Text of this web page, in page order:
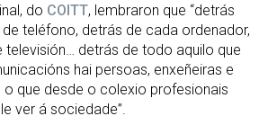
do COITT, lembraron que “detrás
teléfono, detrás de cada ordenador,
televisión… detrás de todo aquilo que
hai persoas, enxeñeiras e
o que desde o colexio profesionais
ver á sociedade”.